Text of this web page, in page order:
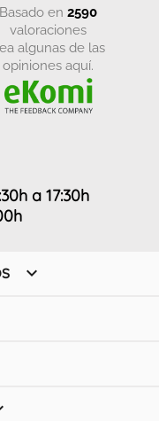
basado en 2590
valoraciones
opiniones aquí.
a 17:30h
